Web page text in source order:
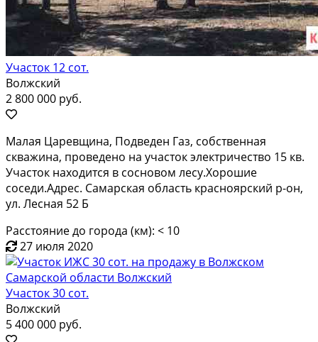
Участок 12 сот.
Волжский
2 800 000 руб.
Малая Царевщина, Подведен Газ, собственная
скважина, проведено на участок электричество 15 кв.
Участок находится в сосновом лесу.Хорошие
соседи.Адрес. Самарская область красноярский р-он,
ул. Лесная 52 Б
Расстояние до города (км): < 10
27 июля 2020
Участок 30 сот.
Волжский
5 400 000 руб.